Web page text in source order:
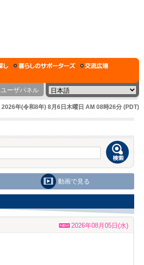
ユーザパネル
2026年(令和8年) 8月6日木曜日 AM 08時26分 (PDT)
動画で見る
2026年08月05日(水)